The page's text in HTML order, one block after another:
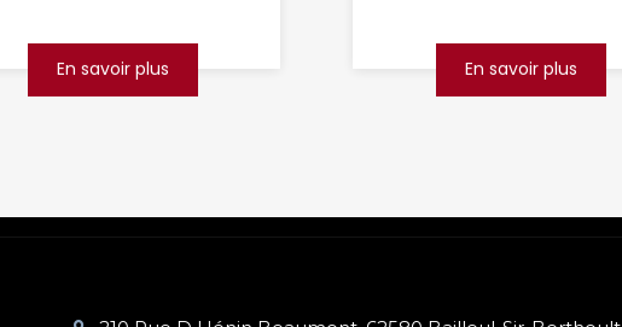
En savoir plus En savoir plus